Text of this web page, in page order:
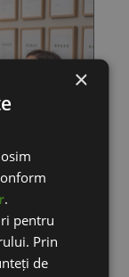
putem creste in
×
.
pentru
Prin
de